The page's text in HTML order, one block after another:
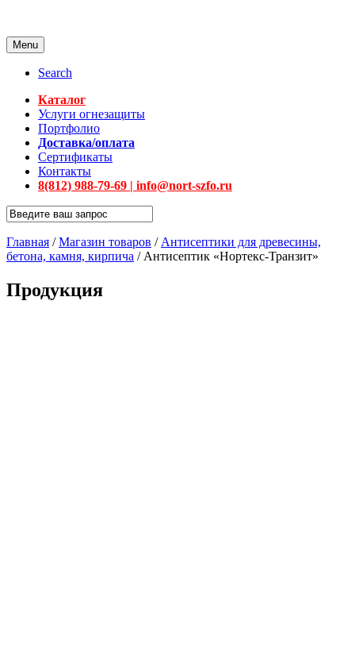
Menu
Search
Каталог
Услуги огнезащиты
Портфолио
Доставка/оплата
Сертификаты
Контакты
8(812) 988-79-69 | info@nort-szfo.ru
Главная / Магазин товаров / Антисептики для древесины,
бетона, камня, кирпича / Антисептик «Нортекс-Транзит»
Продукция